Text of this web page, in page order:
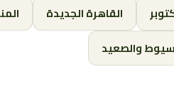
القاهرة الجديدة
والصعيد